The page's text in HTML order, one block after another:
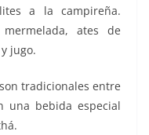
a la campireña.
ates de
jugo.
tradicionales entre
una bebida especial